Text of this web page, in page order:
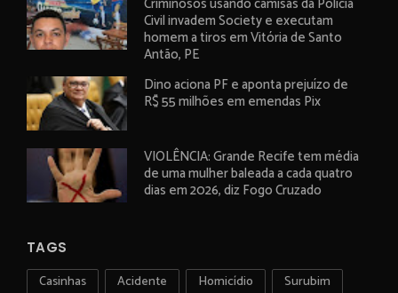
Civil invadem Society e executam
homem a tiros em Vitória de Santo
Antão, PE
Dino aciona PF e aponta prejuízo de
R$ 55 milhões em emendas Pix
VIOLÊNCIA: Grande Recife tem média
de uma mulher baleada a cada quatro
dias em 2026, diz Fogo Cruzado
TAGS
Casinhas Acidente Homicídio
Surubim